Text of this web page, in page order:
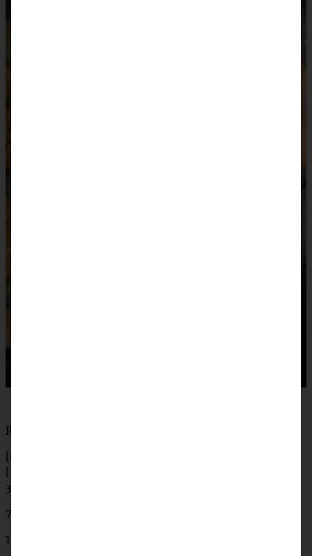
Rezept für Apfel-Walnuss-Schnecken
[tabs]
[tab title=”Zutaten”]
375 g Mehl
75 g Zucker
1 Prise Salz